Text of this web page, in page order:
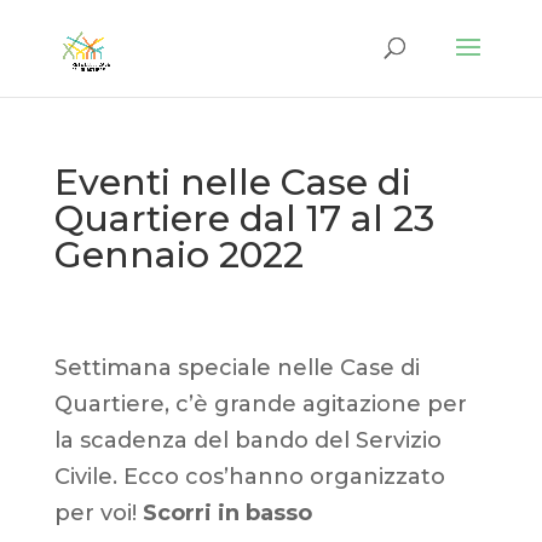
Eventi nelle Case di
Quartiere dal 17 al 23
Gennaio 2022
Settimana speciale nelle Case di
Quartiere, c’è grande agitazione per
la scadenza del bando del Servizio
Civile. Ecco cos’hanno organizzato
per voi! Scorri in basso